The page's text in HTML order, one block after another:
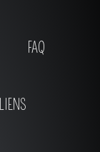
FAQ
LIENS